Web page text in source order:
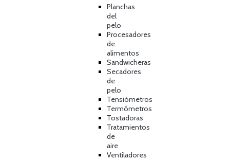
Planchas
del
pelo
Procesadores
de
alimentos
Sandwicheras
Secadores
de
pelo
Tensiómetros
Termómetros
Tostadoras
Tratamientos
de
aire
Ventiladores